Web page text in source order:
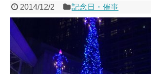
2014/12/2 記念日・催事